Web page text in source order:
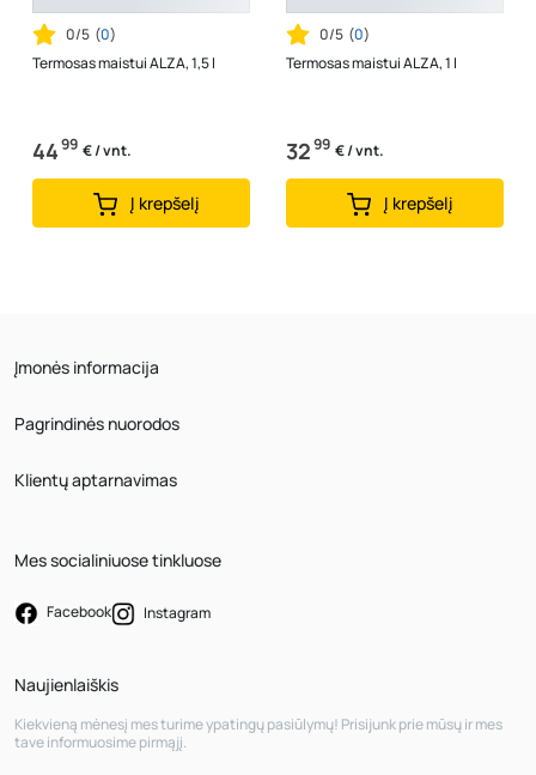
0/5 (0)
Termosas maistui ALZA, 1,5 l
4499 € / vnt.
Į krepšelį
0/5 (0)
Termosas maistui ALZA, 1 l
3299 € / vnt.
Į krepšelį
Įmonės informacija
Pagrindinės nuorodos
Klientų aptarnavimas
Mes socialiniuose tinkluose
Facebook Instagram
Naujienlaiškis
Kiekvieną mėnesį mes turime ypatingų pasiūlymų! Prisijunk prie mūsų ir mes
tave informuosime pirmąjį.